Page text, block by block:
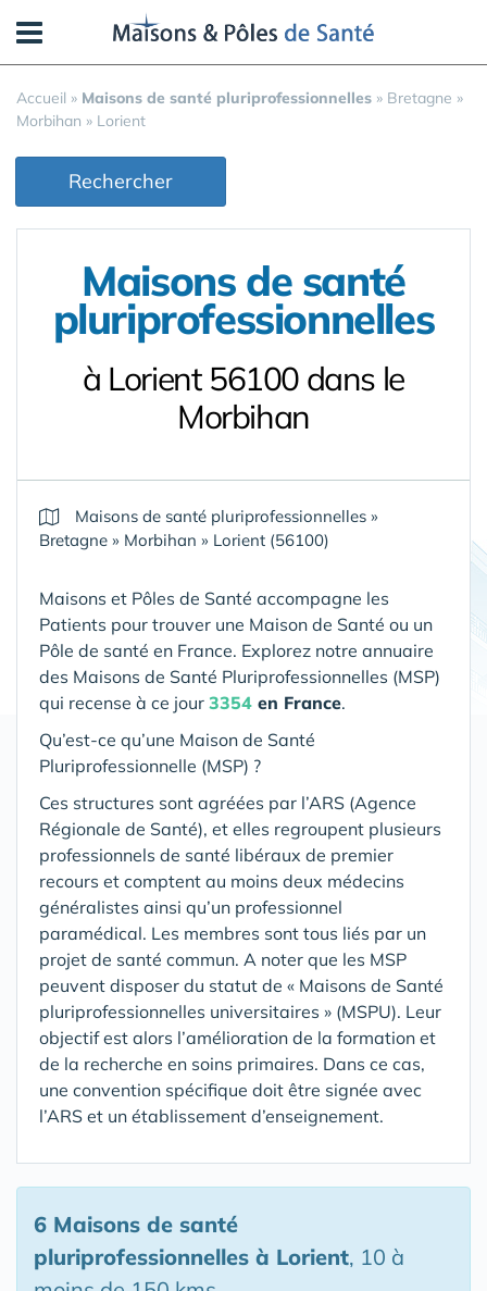
Accueil » Maisons de santé pluriprofessionnelles » Bretagne »
Morbihan » Lorient
Rechercher
Maisons de santé
pluriprofessionnelles
à Lorient 56100 dans le
Morbihan
Maisons de santé pluriprofessionnelles »
Bretagne » Morbihan » Lorient (56100)
Maisons et Pôles de Santé accompagne les
Patients pour trouver une Maison de Santé ou un
Pôle de santé en France. Explorez notre annuaire
des Maisons de Santé Pluriprofessionnelles (MSP)
qui recense à ce jour 3354 en France.
Qu’est-ce qu’une Maison de Santé
Pluriprofessionnelle (MSP) ?
Ces structures sont agréées par l’ARS (Agence
Régionale de Santé), et elles regroupent plusieurs
professionnels de santé libéraux de premier
recours et comptent au moins deux médecins
généralistes ainsi qu’un professionnel
paramédical. Les membres sont tous liés par un
projet de santé commun. A noter que les MSP
peuvent disposer du statut de « Maisons de Santé
pluriprofessionnelles universitaires » (MSPU). Leur
objectif est alors l’amélioration de la formation et
de la recherche en soins primaires. Dans ce cas,
une convention spécifique doit être signée avec
l’ARS et un établissement d’enseignement.
6 Maisons de santé
pluriprofessionnelles à Lorient, 10 à
Panneau de gestion des cookies